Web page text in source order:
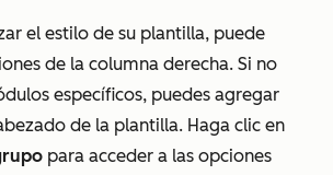
el estilo de su plantilla, puede
de la columna derecha. Si no
específicos, puedes agregar
de la plantilla. Haga clic en
para acceder a las opciones